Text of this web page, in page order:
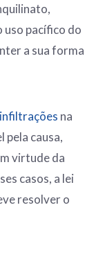
pacífico do
a sua forma
infiltrações na
pela causa,
virtude da
casos, a lei
resolver o